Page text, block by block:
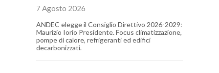
7 Agosto 2026
ANDEC elegge il Consiglio Direttivo 2026-2029:
Maurizio Iorio Presidente. Focus climatizzazione,
pompe di calore, refrigeranti ed edifici
decarbonizzati.